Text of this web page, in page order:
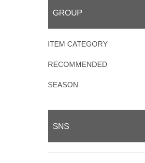
GROUP
ITEM CATEGORY
RECOMMENDED
SEASON
SNS